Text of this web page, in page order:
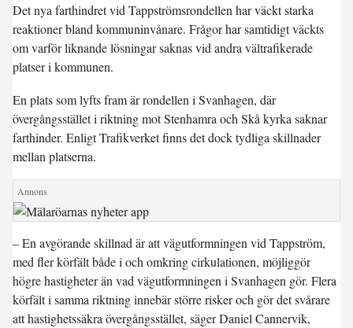
Det nya farthindret vid Tappströmsrondellen har väckt starka
reaktioner bland kommuninvånare. Frågor har samtidigt väckts
om varför liknande lösningar saknas vid andra vältrafikerade
platser i kommunen.
En plats som lyfts fram är rondellen i Svanhagen, där
övergångsstället i riktning mot Stenhamra och Skå kyrka saknar
farthinder. Enligt Trafikverket finns det dock tydliga skillnader
mellan platserna.
– En avgörande skillnad är att vägutformningen vid Tappström,
med fler körfält både i och omkring cirkulationen, möjliggör
högre hastigheter än vad vägutformningen i Svanhagen gör. Flera
körfält i samma riktning innebär större risker och gör det svårare
att hastighetssäkra övergångsstället, säger Daniel Cannervik,